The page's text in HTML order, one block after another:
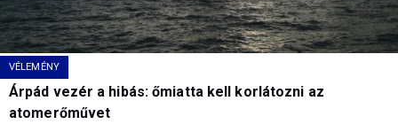
VÉLEMÉNY
Árpád vezér a hibás: őmiatta kell korlátozni az
atomerőművet